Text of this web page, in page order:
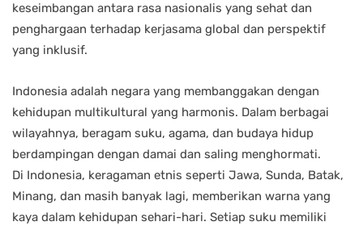
keseimbangan antara rasa nasionalis yang sehat dan
penghargaan terhadap kerjasama global dan perspektif
yang inklusif.
Indonesia adalah negara yang membanggakan dengan
kehidupan multikultural yang harmonis. Dalam berbagai
wilayahnya, beragam suku, agama, dan budaya hidup
berdampingan dengan damai dan saling menghormati.
Di Indonesia, keragaman etnis seperti Jawa, Sunda, Batak,
Minang, dan masih banyak lagi, memberikan warna yang
kaya dalam kehidupan sehari-hari. Setiap suku memiliki